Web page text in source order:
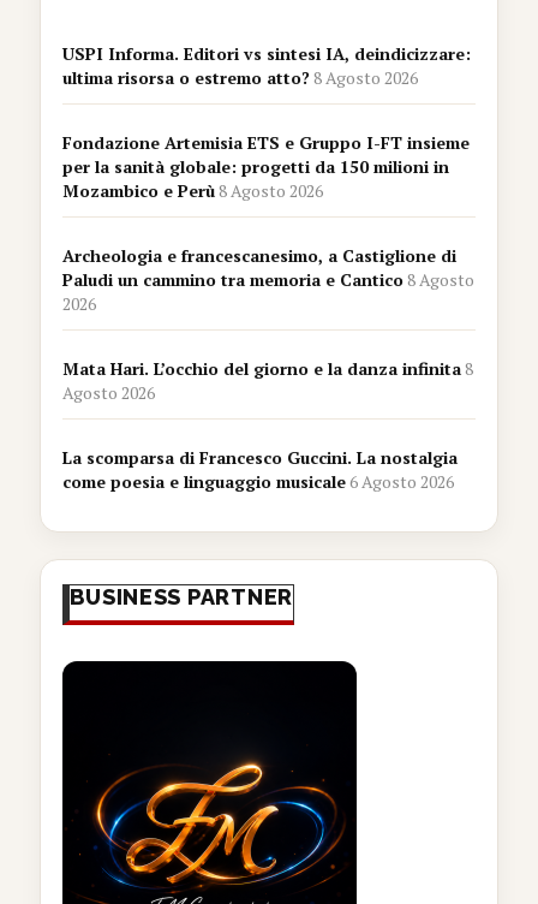
USPI Informa. Editori vs sintesi IA, deindicizzare:
ultima risorsa o estremo atto?8 Agosto 2026
Fondazione Artemisia ETS e Gruppo I-FT insieme
per la sanità globale: progetti da 150 milioni in
Mozambico e Perù8 Agosto 2026
Archeologia e francescanesimo, a Castiglione di
Paludi un cammino tra memoria e Cantico8 Agosto
2026
Mata Hari. L’occhio del giorno e la danza infinita8
Agosto 2026
La scomparsa di Francesco Guccini. La nostalgia
come poesia e linguaggio musicale6 Agosto 2026
BUSINESS PARTNER